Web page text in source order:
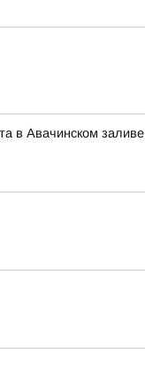
в Авачинском заливе